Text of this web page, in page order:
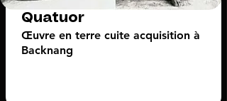
Quatuor
Œuvre en terre cuite acquisition à
Backnang